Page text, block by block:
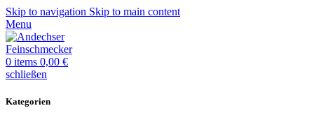
Skip to navigation Skip to main content
Menu
0 items 0,00 €
schließen
Kategorien